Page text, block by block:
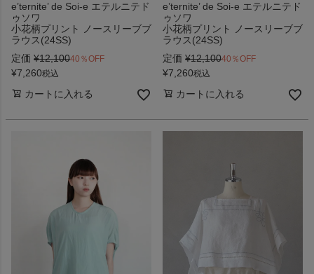
e’ternite’ de Soi-e エテルニテド
ゥソワ
小花柄プリント ノースリーブブ
ラウス(24SS)
定価 ¥12,10040％OFF
¥7,260税込
カートに入れる
e’ternite’ de Soi-e エテルニテド
ゥソワ
小花柄プリント ノースリーブブ
ラウス(24SS)
定価 ¥12,10040％OFF
¥7,260税込
カートに入れる